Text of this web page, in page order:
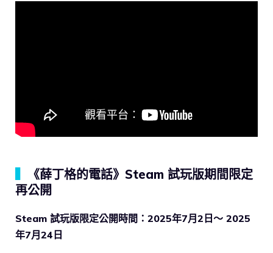
《薛丁格的電話》Steam 試玩版期間限定
再公開
Steam 試玩版限定公開時間：2025年7月2日〜 2025
年7月24日